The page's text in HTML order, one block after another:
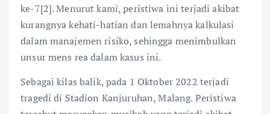
ke-7[2]. Menurut kami, peristiwa ini terjadi akibat
kurangnya kehati-hatian dan lemahnya kalkulasi
dalam manajemen risiko, sehingga menimbulkan
unsur mens rea dalam kasus ini.
Sebagai kilas balik, pada 1 Oktober 2022 terjadi
tragedi di Stadion Kanjuruhan, Malang. Peristiwa